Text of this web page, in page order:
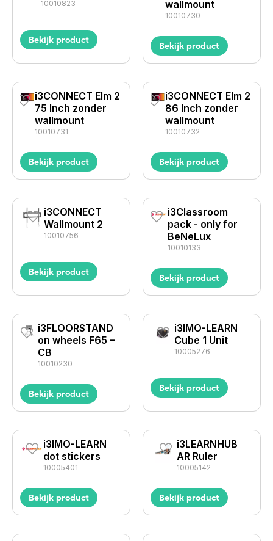
10010823
Bekijk product
wallmount
10010730
Bekijk product
i3CONNECT Elm 2
75 Inch zonder
wallmount
10010731
Bekijk product
i3CONNECT Elm 2
86 Inch zonder
wallmount
10010732
Bekijk product
i3CONNECT
Wallmount 2
10010756
Bekijk product
i3Classroom
pack - only for
BeNeLux
10010133
Bekijk product
i3FLOORSTAND
on wheels F65 –
CB
10010230
Bekijk product
i3IMO-LEARN
Cube 1 Unit
10005276
Bekijk product
i3IMO-LEARN
dot stickers
10005401
Bekijk product
i3LEARNHUB
AR Ruler
10005142
Bekijk product